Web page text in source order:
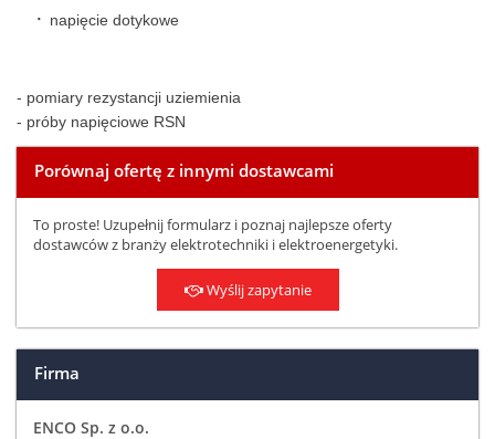
napięcie dotykowe
- pomiary rezystancji uziemienia
- próby napięciowe RSN
Porównaj ofertę z innymi dostawcami
To proste! Uzupełnij formularz i poznaj najlepsze oferty
dostawców z branży elektrotechniki i elektroenergetyki.
Wyślij zapytanie
Firma
ENCO Sp. z o.o.